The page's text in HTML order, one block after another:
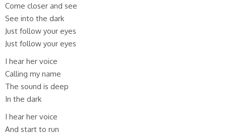
Come closer and see
See into the dark
Just follow your eyes
Just follow your eyes
I hear her voice
Calling my name
The sound is deep
In the dark
I hear her voice
And start to run